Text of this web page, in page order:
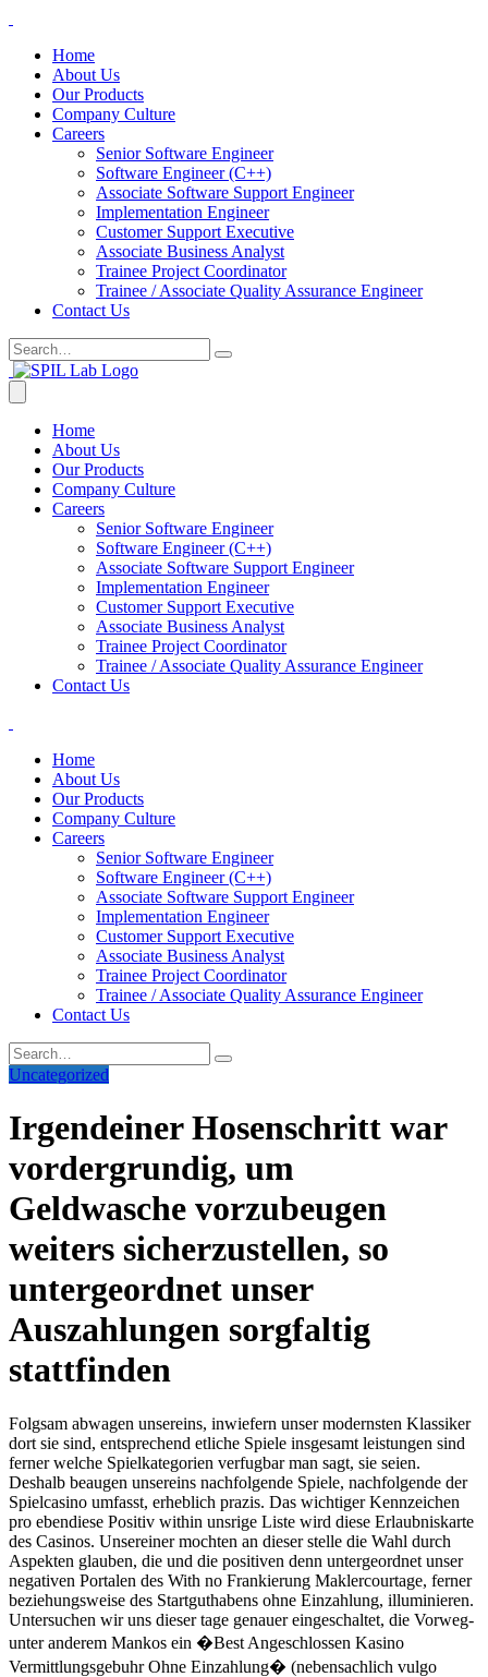
Home
About Us
Our Products
Company Culture
Careers
Senior Software Engineer
Software Engineer (C++)
Associate Software Support Engineer
Implementation Engineer
Customer Support Executive
Associate Business Analyst
Trainee Project Coordinator
Trainee / Associate Quality Assurance Engineer
Contact Us
Home
About Us
Our Products
Company Culture
Careers
Senior Software Engineer
Software Engineer (C++)
Associate Software Support Engineer
Implementation Engineer
Customer Support Executive
Associate Business Analyst
Trainee Project Coordinator
Trainee / Associate Quality Assurance Engineer
Contact Us
Home
About Us
Our Products
Company Culture
Careers
Senior Software Engineer
Software Engineer (C++)
Associate Software Support Engineer
Implementation Engineer
Customer Support Executive
Associate Business Analyst
Trainee Project Coordinator
Trainee / Associate Quality Assurance Engineer
Contact Us
Uncategorized
Irgendeiner Hosenschritt war
vordergrundig, um
Geldwasche vorzubeugen
weiters sicherzustellen, so
untergeordnet unser
Auszahlungen sorgfaltig
stattfinden
Folgsam abwagen unsereins, inwiefern unser modernsten Klassiker
dort sie sind, entsprechend etliche Spiele insgesamt leistungen sind
ferner welche Spielkategorien verfugbar man sagt, sie seien.
Deshalb beaugen unsereins nachfolgende Spiele, nachfolgende der
Spielcasino umfasst, erheblich prazis. Das wichtiger Kennzeichen
pro ebendiese Positiv within unsrige Liste wird diese Erlaubniskarte
des Casinos. Unsereiner mochten an dieser stelle die Wahl durch
Aspekten glauben, die und die positiven denn untergeordnet unser
negativen Portalen des With no Frankierung Maklercourtage, ferner
beziehungsweise des Startguthabens ohne Einzahlung, illuminieren.
Untersuchen wir uns dieser tage genauer eingeschaltet, die Vorweg-
unter anderem Mankos ein �Best Angeschlossen Kasino
Vermittlungsgebuhr Ohne Einzahlung� (nebensachlich vulgo